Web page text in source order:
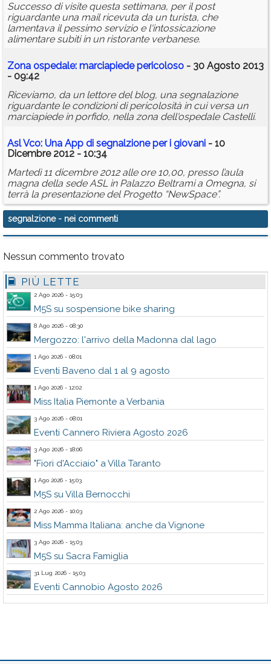
Successo di visite questa settimana, per il post
riguardante una mail ricevuta da un turista, che
lamentava il pessimo servizio e l'intossicazione
alimentare subiti in un ristorante verbanese.
Zona ospedale: marciapiede pericoloso - 30 Agosto 2013
- 09:42
Riceviamo, da un lettore del blog, una segnalazione
riguardante le condizioni di pericolosità in cui versa un
marciapiede in porfido, nella zona dell'ospedale Castelli.
Asl Vco: Una App di segnalzioneper i giovani - 10
Dicembre 2012 - 10:34
Martedì 11 dicembre 2012 alle ore 10,00, presso l’aula
magna della sede ASL in Palazzo Beltrami a Omegna, si
terrà la presentazione del Progetto “NewSpace”.
segnalzione- nei commenti
Nessun commento trovato
PIÙ LETTE
2 Ago 2026 - 15:03
M5S su sospensione bike sharing
8 Ago 2026 - 08:30
Mergozzo: l'arrivo della Madonna dal lago
1 Ago 2026 - 08:01
Eventi Baveno dal 1 al 9 agosto
1 Ago 2026 - 12:02
Miss Italia Piemonte a Verbania
3 Ago 2026 - 08:01
Eventi Cannero Riviera Agosto 2026
3 Ago 2026 - 18:06
"Fiori d'Acciaio" a Villa Taranto
1 Ago 2026 - 15:03
M5S su Villa Bernocchi
2 Ago 2026 - 10:03
Miss Mamma Italiana: anche da Vignone
3 Ago 2026 - 15:03
M5S su Sacra Famiglia
31 Lug 2026 - 15:03
Eventi Cannobio Agosto 2026